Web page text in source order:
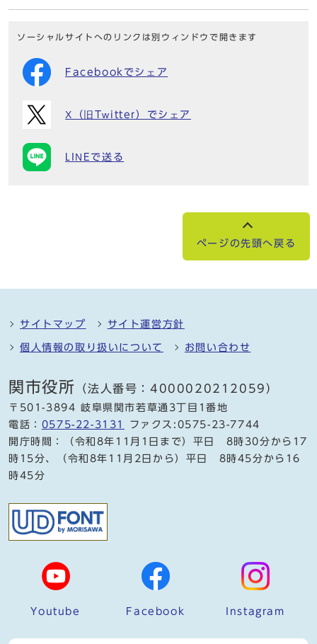
ソーシャルサイトへのリンクは別ウィンドウで開きます
Facebookでシェア
X（旧Twitter）でシェア
LINEで送る
ページの先頭へ戻る
サイトマップ サイト運営方針
個人情報の取り扱いについて お問い合わせ
関市役所 （法人番号：4000020212059）
〒501-3894 岐阜県関市若草通3丁目1番地
電話： 0575-22-3131
ファクス:0575-23-7744
開庁時間：（令和8年11月1日まで）平日 8時30分から17
時15分、（令和8年11月2日から）平日 8時45分から16
時45分
Youtube Facebook Instagram